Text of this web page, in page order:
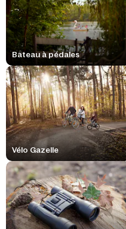
Bateau à pédales
Vélo Gazelle